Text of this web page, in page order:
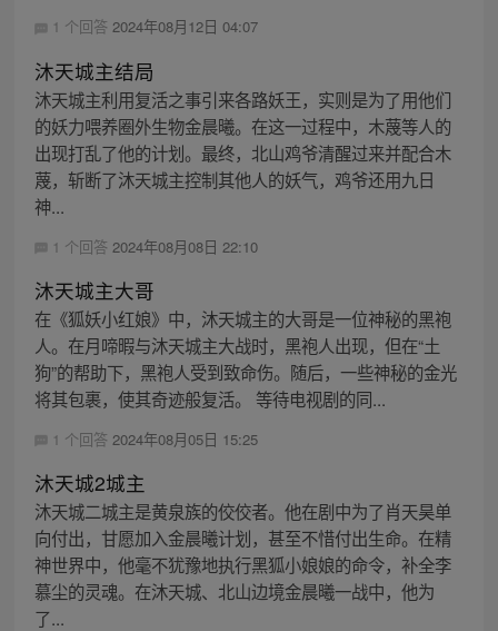
1 个回答 2024年08月12日 04:07
沐天城主结局
沐天城主利用复活之事引来各路妖王，实则是为了用他们
的妖力喂养圈外生物金晨曦。在这一过程中，木蔑等人的
出现打乱了他的计划。最终，北山鸡爷清醒过来并配合木
蔑，斩断了沐天城主控制其他人的妖气，鸡爷还用九日
神...
1 个回答 2024年08月08日 22:10
沐天城主大哥
在《狐妖小红娘》中，沐天城主的大哥是一位神秘的黑袍
人。在月啼暇与沐天城主大战时，黑袍人出现，但在“土
狗”的帮助下，黑袍人受到致命伤。随后，一些神秘的金光
将其包裹，使其奇迹般复活。 等待电视剧的同...
1 个回答 2024年08月05日 15:25
沐天城2城主
沐天城二城主是黄泉族的佼佼者。他在剧中为了肖天昊单
向付出，甘愿加入金晨曦计划，甚至不惜付出生命。在精
神世界中，他毫不犹豫地执行黑狐小娘娘的命令，补全李
慕尘的灵魂。在沐天城、北山边境金晨曦一战中，他为
了...